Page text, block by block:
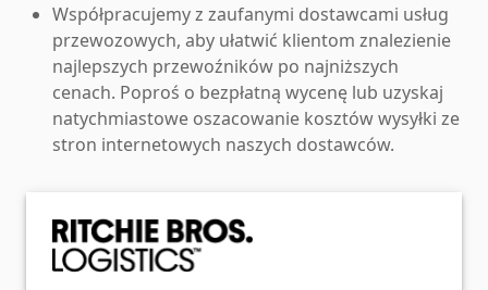
Współpracujemy z zaufanymi dostawcami usług
przewozowych, aby ułatwić klientom znalezienie
najlepszych przewoźników po najniższych
cenach. Poproś o bezpłatną wycenę lub uzyskaj
natychmiastowe oszacowanie kosztów wysyłki ze
stron internetowych naszych dostawców.